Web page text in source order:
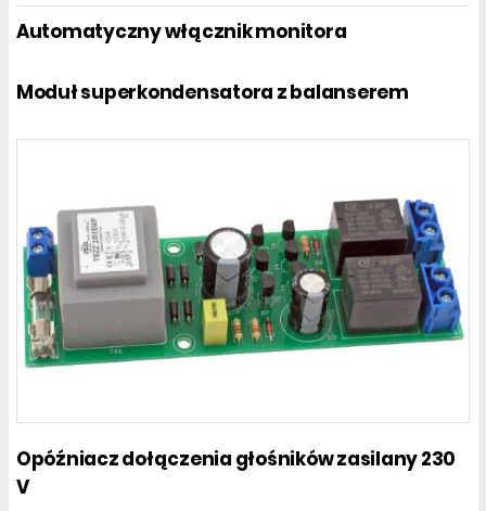
Automatyczny włącznik monitora
Moduł superkondensatora z balanserem
Opóźniacz dołączenia głośników zasilany 230
V